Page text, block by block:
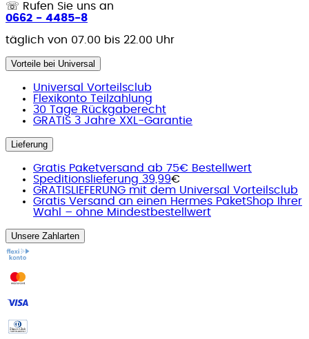
☏ Rufen Sie uns an
0662 - 4485-8
täglich von 07.00 bis 22.00 Uhr
Vorteile bei Universal
Universal Vorteilsclub
Flexikonto Teilzahlung
30 Tage Rückgaberecht
GRATIS 3 Jahre XXL-Garantie
Lieferung
Gratis Paketversand ab 75€ Bestellwert
Speditionslieferung 39,99€
GRATISLIEFERUNG mit dem Universal Vorteilsclub
Gratis Versand an einen Hermes PaketShop Ihrer
Wahl – ohne Mindestbestellwert
Unsere Zahlarten